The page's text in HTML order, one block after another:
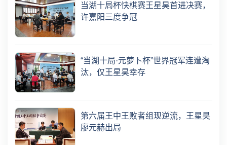
当湖十局杯快棋赛王星昊首进决赛，
许嘉阳三度争冠
“当湖十局·元萝卜杯”世界冠军连遭淘
汰，仅王星昊幸存
第六届王中王败者组现逆流，王星昊
廖元赫出局